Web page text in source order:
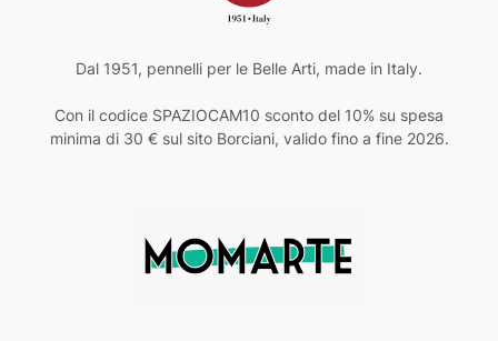
Dal 1951, pennelli per le Belle Arti, made in Italy.
Con il codice SPAZIOCAM10 sconto del 10% su spesa
minima di 30 € sul sito Borciani, valido fino a fine 2026.